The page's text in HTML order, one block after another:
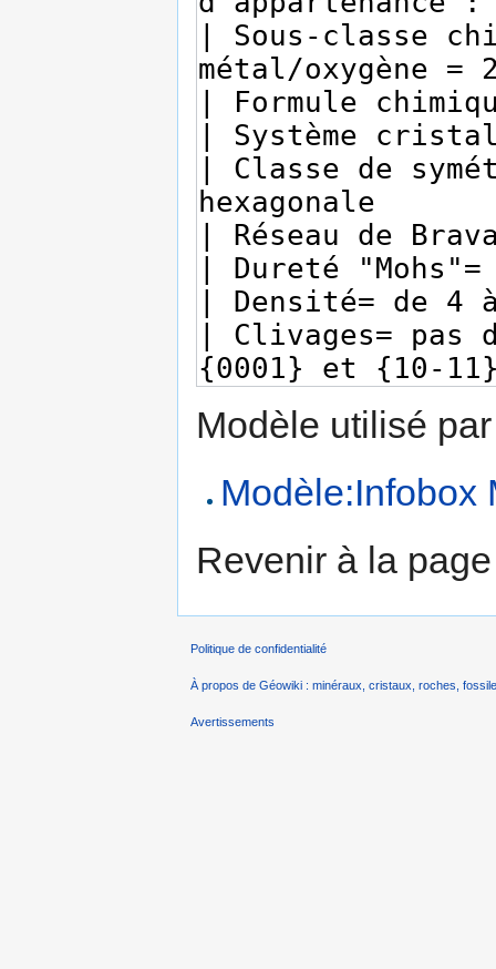
Modèle utilisé
Modèle:Infobox
Revenir à la
Politique de confidentialité
À propos de Géowiki : minéraux, cristaux, roches,
Avertissements